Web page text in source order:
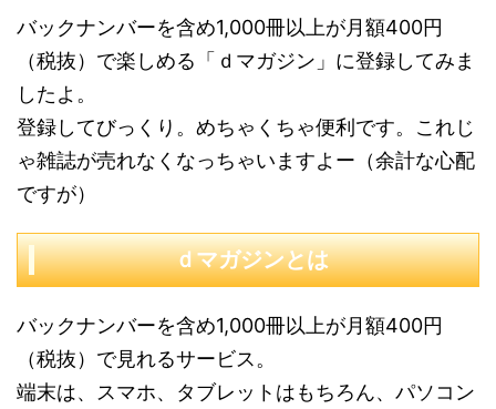
バックナンバーを含め1,000冊以上が月額400円
（税抜）で楽しめる「ｄマガジン」に登録してみま
したよ。
登録してびっくり。めちゃくちゃ便利です。これじ
ゃ雑誌が売れなくなっちゃいますよー（余計な心配
ですが）
ｄマガジンとは
バックナンバーを含め1,000冊以上が月額400円
（税抜）で見れるサービス。
端末は、スマホ、タブレットはもちろん、パソコン